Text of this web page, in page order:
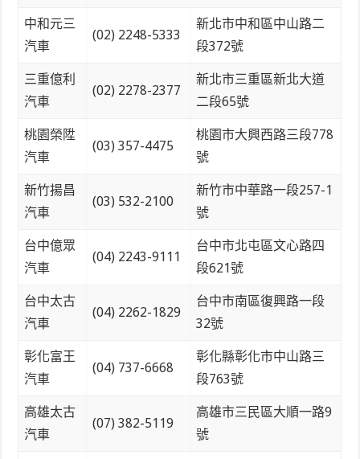
中和元三
汽車
(02) 2248-5333
新北市中和區中山路二
段372號
三重億利
汽車
(02) 2278-2377
新北市三重區新北大道
二段65號
桃園榮陞
汽車
(03) 357-4475
桃園市大興西路三段778
號
新竹揚昌
汽車
(03) 532-2100
新竹市中華路一段257-1
號
台中億眾
汽車
(04) 2243-9111
台中市北屯區文心路四
段621號
台中太古
汽車
(04) 2262-1829
台中市南區復興路一段
32號
彰化富王
汽車
(04) 737-6668
彰化縣彰化市中山路三
段763號
高雄太古
汽車
(07) 382-5119
高雄市三民區大順一路9
號